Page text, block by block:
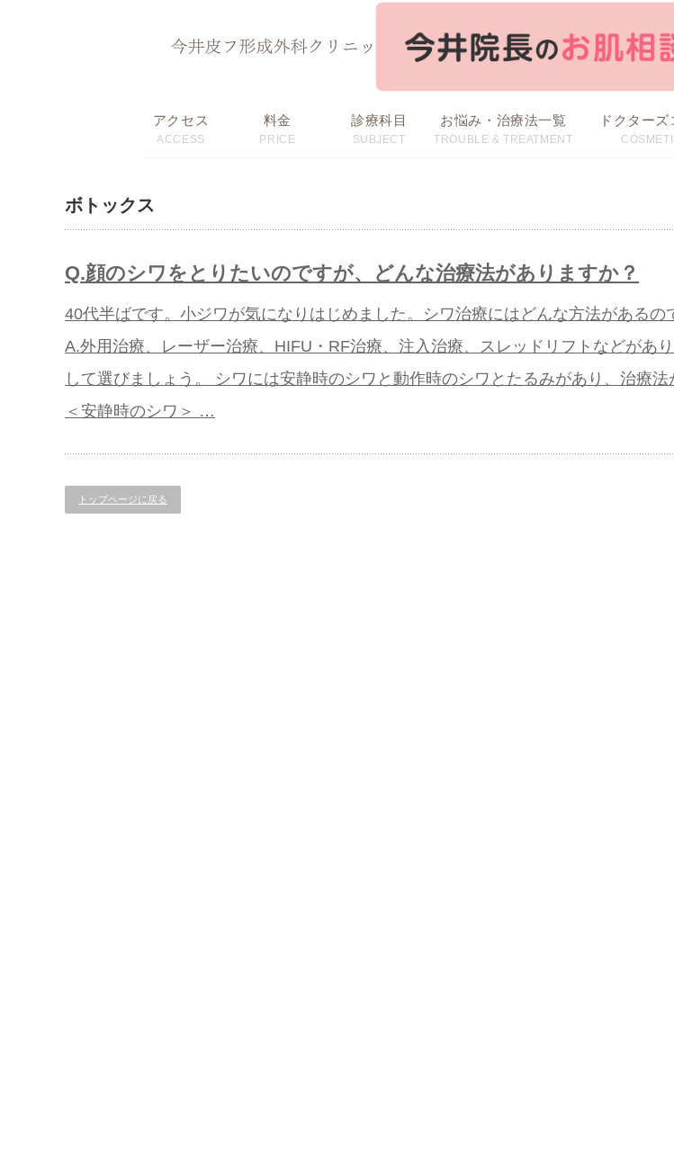
アクセス
ACCESS
料金
PRICE
診療科目
SUBJECT
お悩み・治療法一覧
TROUBLE & TREATMENT
ドクターズ
ボトックス
Q.顔のシワをとりたいのですが、どんな治療法がありますか？
40代半ばです。小ジワが気になりはじめました。シワ治療にはどんな方法があるの
A.外用治療、レーザー治療、HIFU・RF治療、注入治療、スレッドリフトなどがあ
して選びましょう。 シワには安静時のシワと動作時のシワとたるみがあり、治療法
＜安静時のシワ＞ …
トップページに戻る